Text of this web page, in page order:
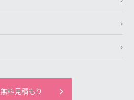
無料見積もり